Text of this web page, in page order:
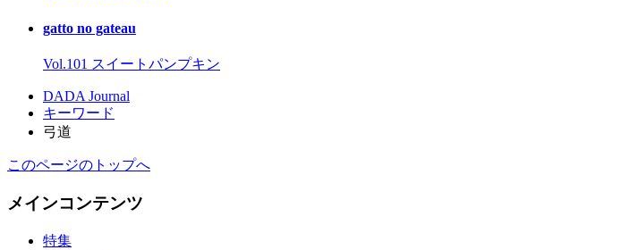
gatto no gateau
Vol.101 スイートパンプキン
DADA Journal
キーワード
弓道
このページのトップへ
メインコンテンツ
特集